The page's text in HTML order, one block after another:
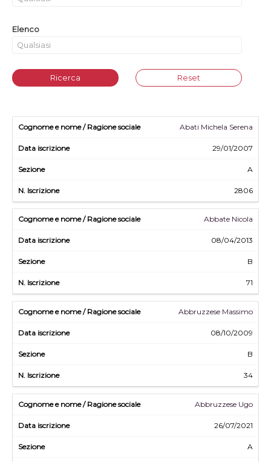
Elenco
Ricerca Reset
Abati Michela Serena
29/01/2007
A
2806
Abbate Nicola
08/04/2013
B
71
Abbruzzese Massimo
08/10/2009
B
34
Abbruzzese Ugo
26/07/2021
A